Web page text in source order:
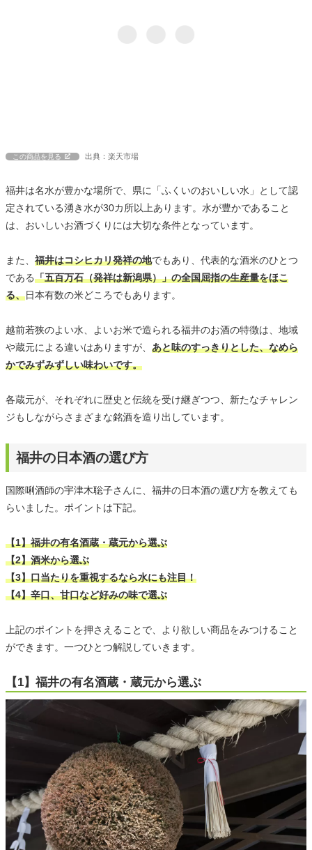
この商品を見る 出典：楽天市場
福井は名水が豊かな場所で、県に「ふくいのおいしい水」として認
定されている湧き水が30カ所以上あります。水が豊かであること
は、おいしいお酒づくりには大切な条件となっています。
また、 福井はコシヒカリ発祥の地でもあり、代表的な酒米のひとつ
である「五百万石（発祥は新潟県）」の全国屈指の生産量をほこ
る、日本有数の米どころでもあります。
越前若狭のよい水、よいお米で造られる福井のお酒の特徴は、地域
や蔵元による違いはありますが、 あと味のすっきりとした、なめら
かでみずみずしい味わいです。
各蔵元が、それぞれに歴史と伝統を受け継ぎつつ、新たなチャレン
ジもしながらさまざまな銘酒を造り出しています。
福井の日本酒の選び方
国際唎酒師の宇津木聡子さんに、福井の日本酒の選び方を教えても
らいました。ポイントは下記。
【1】福井の有名酒蔵・蔵元から選ぶ
【2】酒米から選ぶ
【3】口当たりを重視するなら水にも注目！
【4】辛口、甘口など好みの味で選ぶ
上記のポイントを押さえることで、より欲しい商品をみつけること
ができます。一つひとつ解説していきます。
【1】福井の有名酒蔵・蔵元から選ぶ